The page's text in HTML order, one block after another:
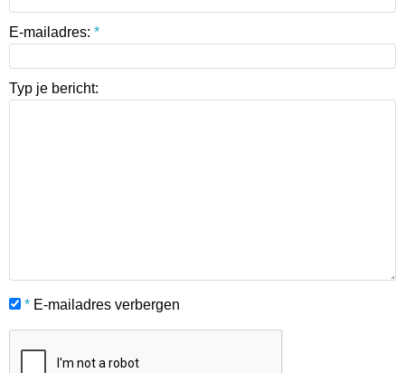
E-mailadres: *
Typ je bericht:
* E-mailadres verbergen